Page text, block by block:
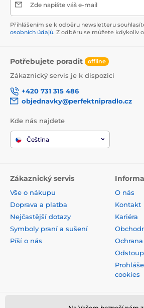
Zde napište váš e-mail
Přihlášením se k odběru newsletteru
osobních údajů. Z odběru se můžete kdykoliv
Potřebujete poradit offline
Zákaznický servis je k dispozici
+420 731 315 486
objednavky@perfektnipradlo.cz
Kde nás najdete
Čeština
Zákaznický servis
Vše o nákupu
Doprava a platba
Nejčastější dotazy
Symboly praní a sušení
Píší o nás
O nás
Kontakt
Kariéra
cookies